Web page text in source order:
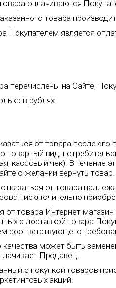
оплачиваются
товара
Покупателем является
перечислены на Сайте,
в рублях.
от товара после
товарный вид,
кассовый чек). В течение
о желании вернуть товар.
от товара
исключительно
от товара Интернет-
с доставкой товара
соответствующего
может быть
Продавец.
с покупкой товаров
акций.